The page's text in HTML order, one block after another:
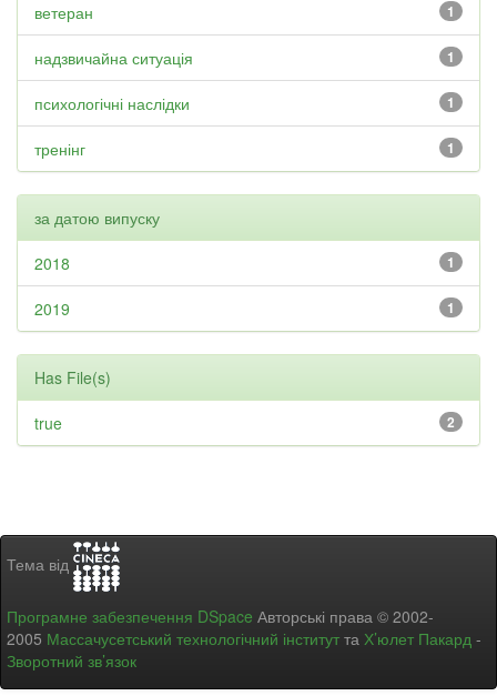
1
ветеран
1
надзвичайна ситуація
1
психологічні наслідки
1
тренінг
за датою випуску
1
2018
1
2019
Has File(s)
2
true
Тема від
Програмне забезпечення DSpace Авторські права © 2002-
2005 Массачусетський технологічний інститут та Х’юлет Пакард -
Зворотний зв’язок